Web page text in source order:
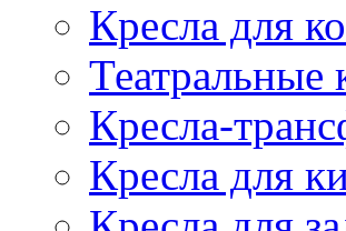
Кресла для
Театральные
Кресла-
Кресла для